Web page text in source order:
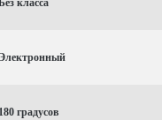
180 градусов